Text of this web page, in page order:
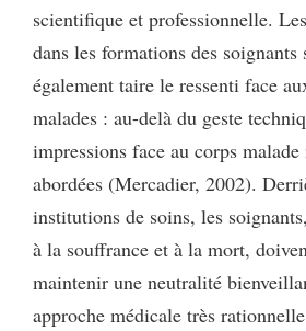
scientifique et professionnelle.
dans les formations des soignants
également taire le ressenti face
malades : au-delà du geste
impressions face au corps malade
abordées (Mercadier, 2002).
institutions de soins, les
à la souffrance et à la mort,
maintenir une neutralité
approche médicale très